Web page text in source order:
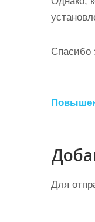
Спасибо
Н
в
и
г
Для